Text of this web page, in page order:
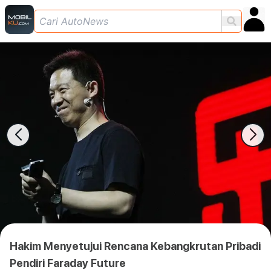
Hakim Menyetujui Rencana Kebangkrutan Pribadi
Pendiri Faraday Future